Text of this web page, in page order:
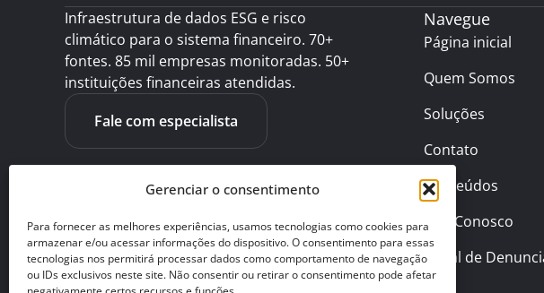
Gerenciar o consentimento
Para fornecer as melhores experiências, usamos tecnologias como cookies para
armazenar e/ou acessar informações do dispositivo. O consentimento para essas
tecnologias nos permitirá processar dados como comportamento de navegação
ou IDs exclusivos neste site. Não consentir ou retirar o consentimento pode afetar
Infraestrutura de dados ESG e risco
climático para o sistema financeiro. 70+
fontes. 85 mil empresas monitoradas. 50+
instituições financeiras atendidas.
Fale com especialista
Navegue
Página inicial
Quem Somos
Soluções
Contato
Conteúdos
Fale Conosco
Canal de